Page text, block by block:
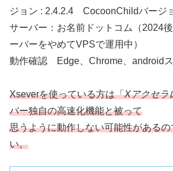
ジョン : 2.4.2.4 CocoonChildバージ
サーバー：お名前ドットコム（2024
ーバーをやめてVPSで運用中）
動作確認 Edge、Chrome、android
Xseverを使っている方は「Xアクセラ
バー独自の高速化機能と被って
思うように動作しない可能性がある
い。